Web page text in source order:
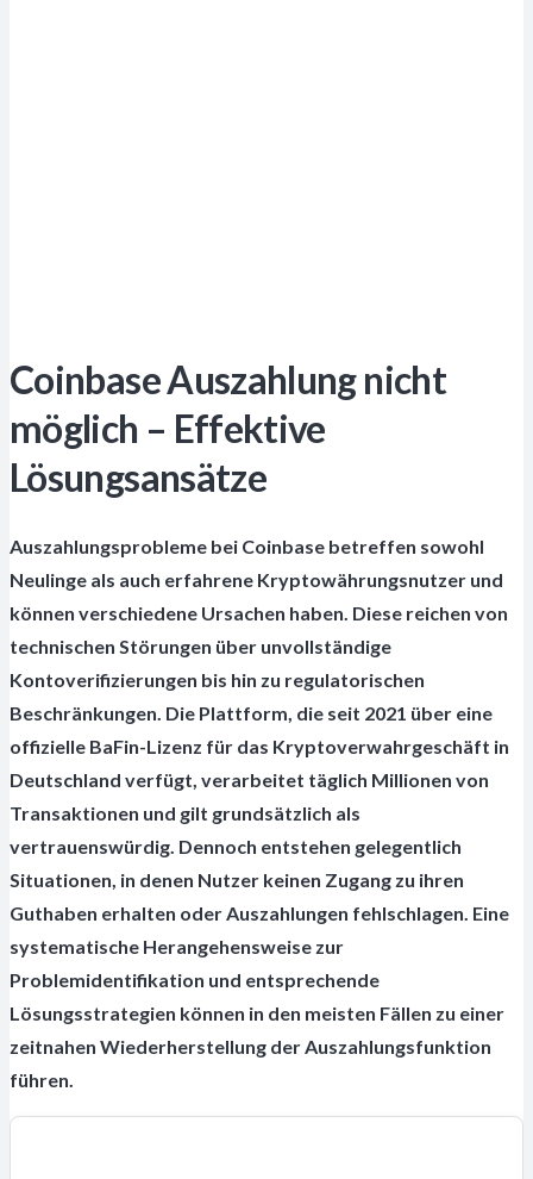
Coinbase Auszahlung nicht
möglich – Effektive
Lösungsansätze
Auszahlungsprobleme bei Coinbase betreffen sowohl
Neulinge als auch erfahrene Kryptowährungsnutzer und
können verschiedene Ursachen haben. Diese reichen von
technischen Störungen über unvollständige
Kontoverifizierungen bis hin zu regulatorischen
Beschränkungen. Die Plattform, die seit 2021 über eine
offizielle BaFin-Lizenz für das Kryptoverwahrgeschäft in
Deutschland verfügt, verarbeitet täglich Millionen von
Transaktionen und gilt grundsätzlich als
vertrauenswürdig. Dennoch entstehen gelegentlich
Situationen, in denen Nutzer keinen Zugang zu ihren
Guthaben erhalten oder Auszahlungen fehlschlagen. Eine
systematische Herangehensweise zur
Problemidentifikation und entsprechende
Lösungsstrategien können in den meisten Fällen zu einer
zeitnahen Wiederherstellung der Auszahlungsfunktion
führen.